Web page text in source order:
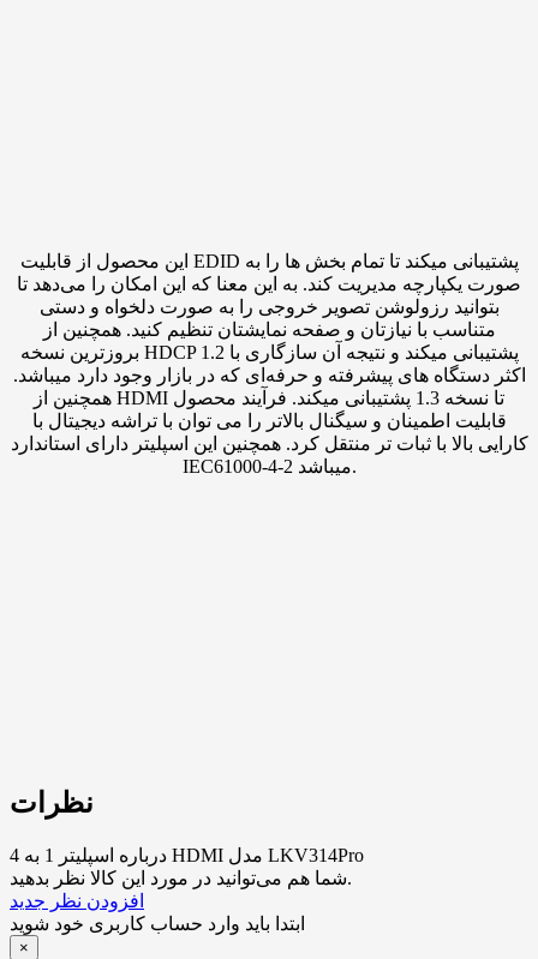
این محصول از قابلیت EDID پشتیبانی میکند تا تمام بخش ها را به
صورت یکپارچه مدیریت کند. به این معنا که این امکان را می‌دهد تا
بتوانید رزولوشن تصویر خروجی را به صورت دلخواه و دستی
متناسب با نیازتان و صفحه نمایشتان تنظیم کنید. همچنین از
بروزترین نسخه HDCP 1.2 پشتیبانی میکند و نتیجه آن سازگاری با
اکثر دستگاه های پیشرفته و حرفه‌ای که در بازار وجود دارد میباشد.
همچنین از HDMI تا نسخه 1.3 پشتیبانی میکند. فرآیند محصول
قابلیت اطمینان و سیگنال بالاتر را می توان با تراشه دیجیتال با
کارایی بالا با ثبات تر منتقل کرد. همچنین این اسپلیتر دارای استاندارد
IEC61000-4-2 میباشد.
نظرات
درباره اسپلیتر 1 به 4 HDMI مدل LKV314Pro
شما هم می‌توانید در مورد این کالا نظر بدهید.
افزودن نظر جدید
ابتدا باید وارد حساب کاربری خود شوید
×